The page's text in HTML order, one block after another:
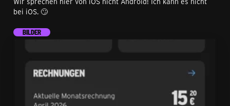
bei iOS. 🙄
BILDER